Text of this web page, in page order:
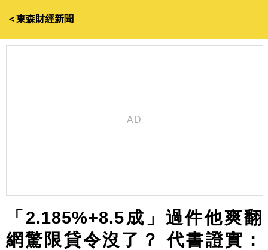
＜東森財經新聞
「2.185%+8.5成」過件他爽翻
網驚限貸令沒了？ 代書證實：